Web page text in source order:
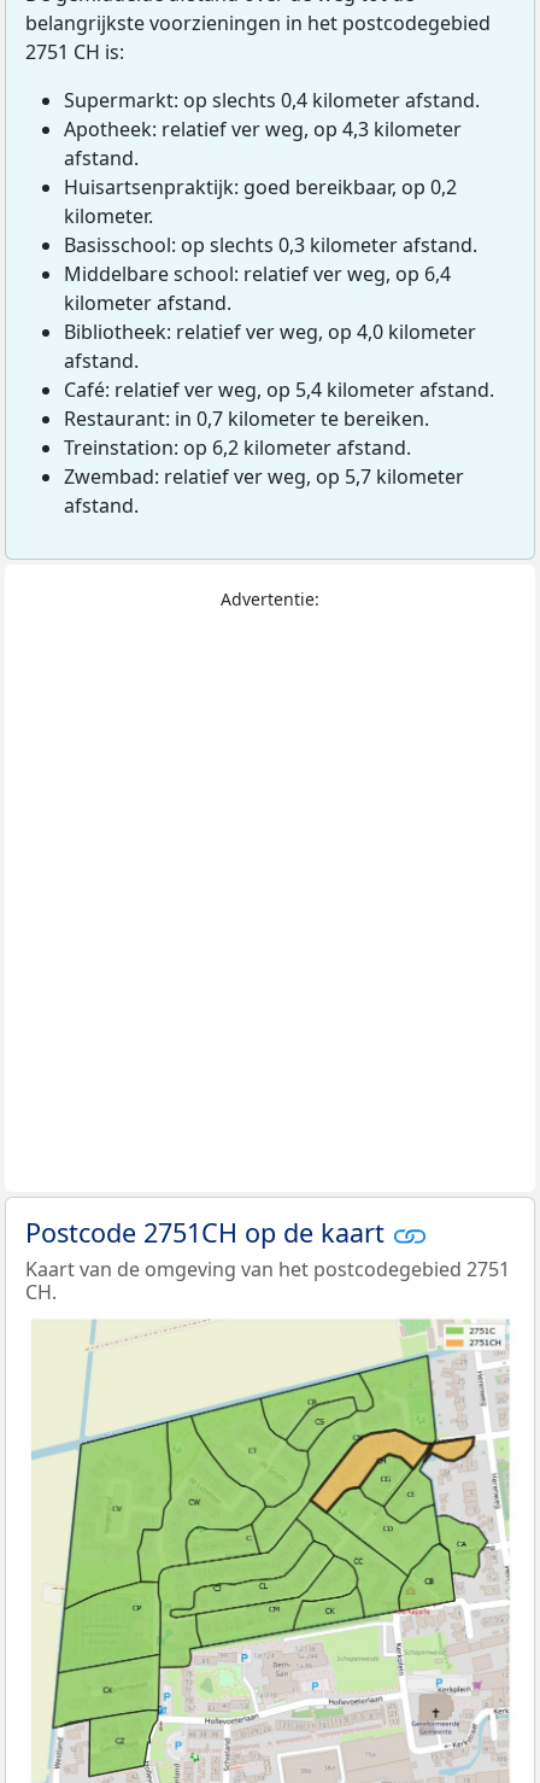
belangrijkste voorzieningen in het postcodegebied
2751 CH is:
Supermarkt: op slechts 0,4 kilometer afstand.
Apotheek: relatief ver weg, op 4,3 kilometer
afstand.
Huisartsenpraktijk: goed bereikbaar, op 0,2
kilometer.
Basisschool: op slechts 0,3 kilometer afstand.
Middelbare school: relatief ver weg, op 6,4
kilometer afstand.
Bibliotheek: relatief ver weg, op 4,0 kilometer
afstand.
Café: relatief ver weg, op 5,4 kilometer afstand.
Restaurant: in 0,7 kilometer te bereiken.
Treinstation: op 6,2 kilometer afstand.
Zwembad: relatief ver weg, op 5,7 kilometer
afstand.
Advertentie:
Postcode 2751CH op de kaart
Kaart van de omgeving van het postcodegebied 2751
CH.